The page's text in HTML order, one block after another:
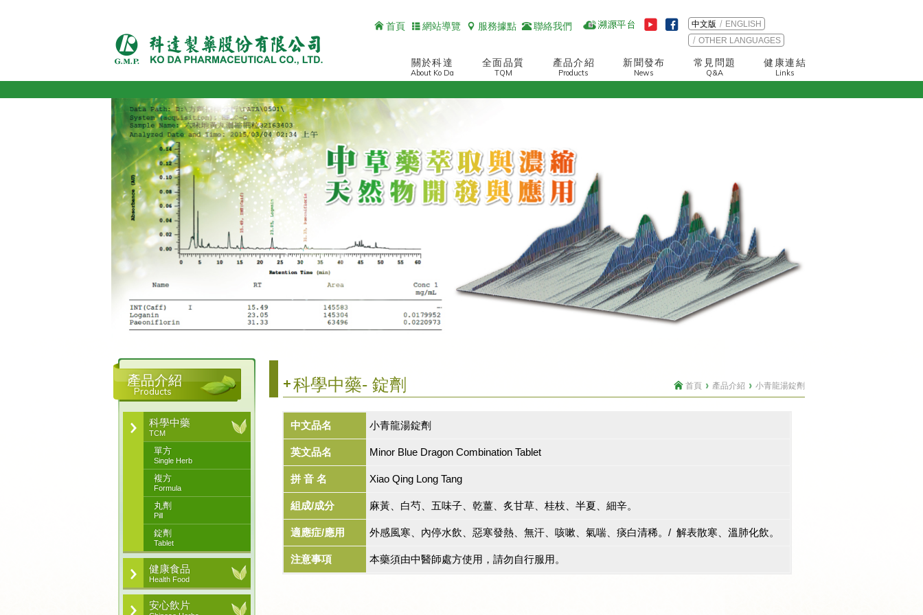
首頁 網站導覽 服務據點 聯絡我們 中文版
ENGLISH
OTHER LANGUAGES
關於科達
About Ko Da
全面品質
TQM
產品介紹
Products
新聞發布
News
常見問題
Q&A
健康連結
Links
科學中藥- 錠劑 首頁 產品介紹 小青龍湯錠劑
中文品名 小青龍湯錠劑
英文品名 Minor Blue Dragon Combination Tablet
拼 音 名 Xiao Qing Long Tang
組成/成分 麻黃、白芍、五味子、乾薑、炙甘草、桂枝、半夏、細辛。
適應症/應用 外感風寒、內停水飲、惡寒發熱、無汗、咳嗽、氣喘、痰白清稀。/ 解表散寒、溫肺化飲。
注意事項 本藥須由中醫師處方使用，請勿自行服用。
產品介紹
Products
科學中藥
TCM
單方
Single Herb
複方
Formula
丸劑
Pill
錠劑
Tablet
健康食品
Health Food
安心飲片